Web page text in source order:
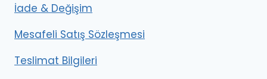
İade & Değişim
Mesafeli Satış Sözleşmesi
Teslimat Bilgileri